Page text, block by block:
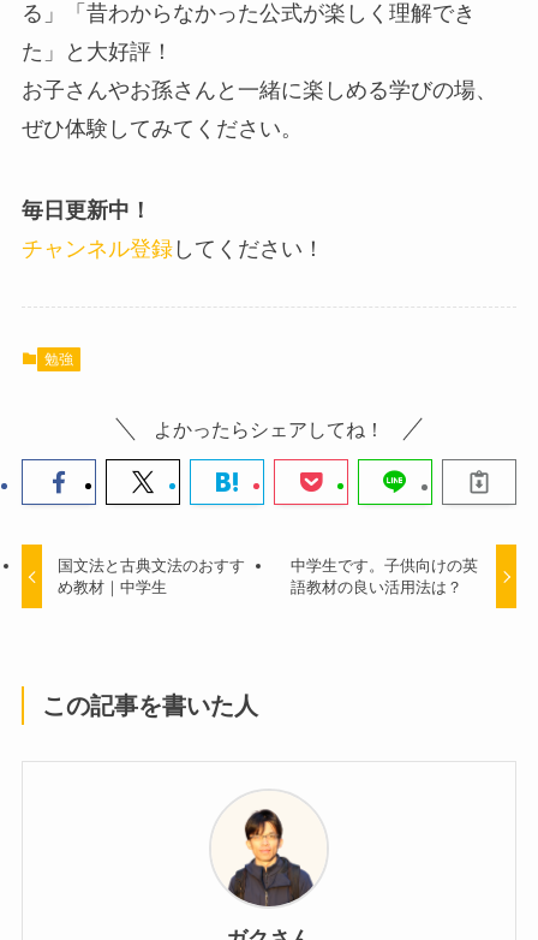
る」「昔わからなかった公式が楽しく理解でき
た」と大好評！
お子さんやお孫さんと一緒に楽しめる学びの場、
ぜひ体験してみてください。
毎日更新中！
チャンネル登録してください！
勉強
よかったらシェアしてね！
国文法と古典文法のおすす
め教材｜中学生
中学生です。子供向けの英
語教材の良い活用法は？
この記事を書いた人